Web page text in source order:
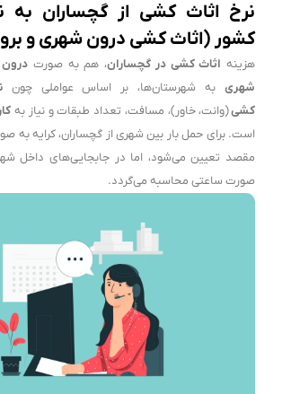
نرخ اثاث کشی از گچساران به
کشور (اثاث کشی درون شهری و
هزینه اثاث کشی در گچساران، هم به صورت
شهریبه شهرستان‌ها، بر اساس عواملی چون
کشی(وانت، خاور)، مسافت، تعداد طبقات و نیاز به
است. برای حمل بار بین شهری از گچساران، کرایه
مقصد تعیین می‌شود، اما در جابجایی‌های داخل
صورت ساعتی محاسبه می‌گردد.